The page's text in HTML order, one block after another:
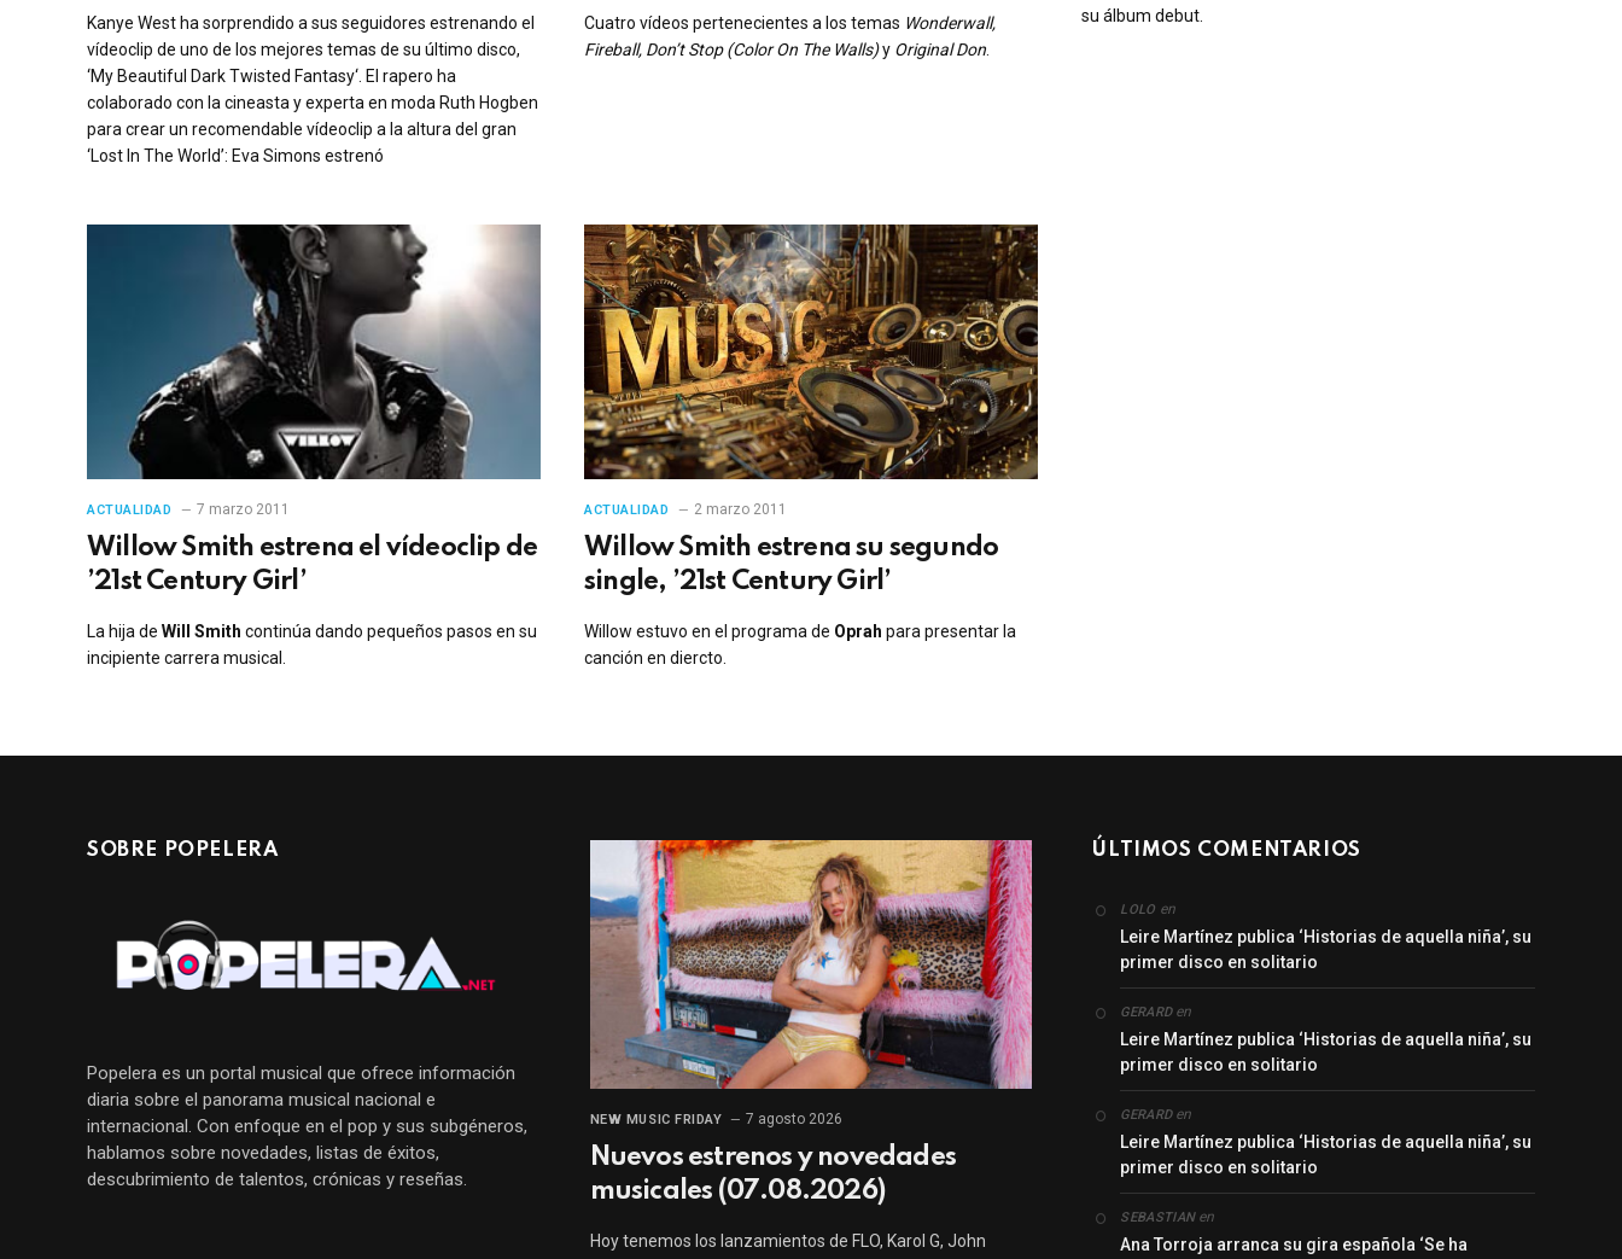
Kanye West ha sorprendido a sus seguidores estrenando el
vídeoclip de uno de los mejores temas de su último disco,
‘My Beautiful Dark Twisted Fantasy‘. El rapero ha
colaborado con la cineasta y experta en moda Ruth Hogben
para crear un recomendable vídeoclip a la altura del gran
‘Lost In The World’: Eva Simons estrenó
Cuatro vídeos pertenecientes a los temas Wonderwall,
Fireball, Don’t Stop (Color On The Walls)y Original Don
su álbum debut.
ACTUALIDAD 7 marzo 2011
Willow Smith estrena el vídeoclip de
’21st Century Girl’
La hija de Will Smith continúa dando pequeños pasos en su
incipiente carrera musical.
ACTUALIDAD 2 marzo 2011
Willow Smith estrena su segundo
single, ’21st Century Girl’
Willow estuvo en el programa de Oprah para presentar la
canción en diercto.
SOBRE POPELERA
Popelera es un portal musical que ofrece información
diaria sobre el panorama musical nacional e
internacional. Con enfoque en el pop y sus subgéneros,
hablamos sobre novedades, listas de éxitos,
descubrimiento de talentos, crónicas y reseñas.
NEW MUSIC FRIDAY 7 agosto 2026
Nuevos estrenos y novedades
musicales (07.08.2026)
Hoy tenemos los lanzamientos de FLO, Karol G, John
ÚLTIMOS COMENTARIOS
LOLO en
Leire Martínez publica ‘Historias de aquella niña’, su
primer disco en solitario
GERARDen
Leire Martínez publica ‘Historias de aquella niña’, su
primer disco en solitario
GERARDen
Leire Martínez publica ‘Historias de aquella niña’, su
primer disco en solitario
SEBASTIANen
Ana Torroja arranca su gira española ‘Se ha